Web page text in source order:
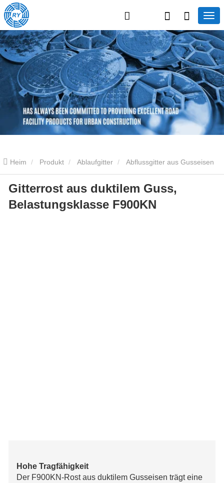
Heim Produkt Ablaufgitter Abflussgitter aus Gusseisen
Gitterrost aus duktilem Guss, Belastungsklasse F900KN
Gitterrost aus duktilem Guss,
Belastungsklasse F900KN
Hohe Tragfähigkeit
Der F900KN-Rost aus duktilem Gusseisen trägt eine